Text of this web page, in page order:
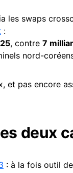
les swaps
:
, contre 7
nord-
et pas encore
deux
: à la fois outil